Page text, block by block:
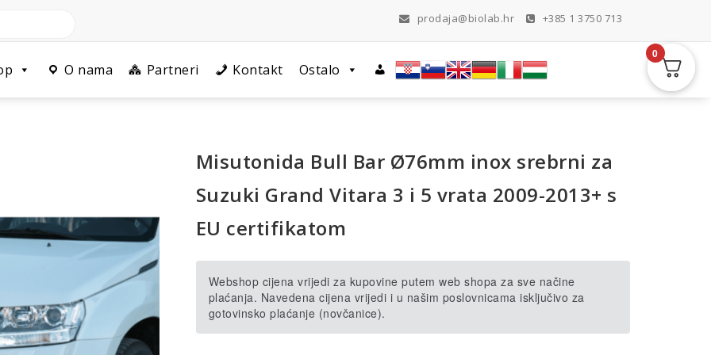
prodaja@biolab.hr +385 1 3750 713
O nama Partneri Kontakt Ostalo
Misutonida Bull Bar Ø76mm inox srebrni za
Suzuki Grand Vitara 3 i 5 vrata 2009-2013+ s
EU certifikatom
Webshop cijena vrijedi za kupovine putem web shopa za sve načine
plaćanja. Navedena cijena vrijedi i u našim poslovnicama isključivo za
gotovinsko plaćanje (novčanice).
0